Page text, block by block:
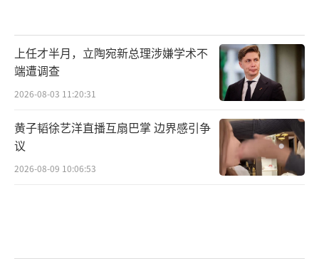
上任才半月，立陶宛新总理涉嫌学术不
端遭调查
2026-08-03 11:20:31
黄子韬徐艺洋直播互扇巴掌 边界感引争
议
2026-08-09 10:06:53